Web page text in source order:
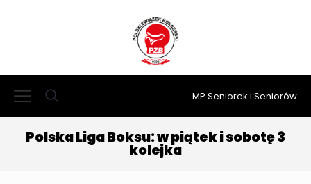
MP Seniorek i Seniorów
Polska Liga Boksu: w piątek i sobotę 3
kolejka